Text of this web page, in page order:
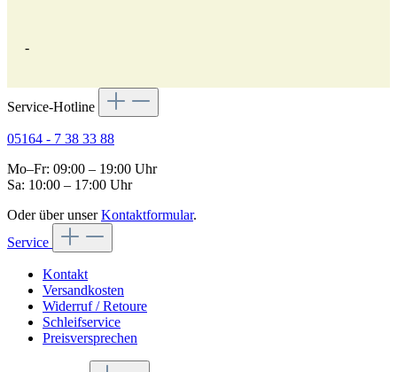
-
Service-Hotline
05164 - 7 38 33 88
Mo–Fr: 09:00 – 19:00 Uhr
Sa: 10:00 – 17:00 Uhr
Oder über unserKontaktformular.
Service
Kontakt
Versandkosten
Widerruf / Retoure
Schleifservice
Preisversprechen